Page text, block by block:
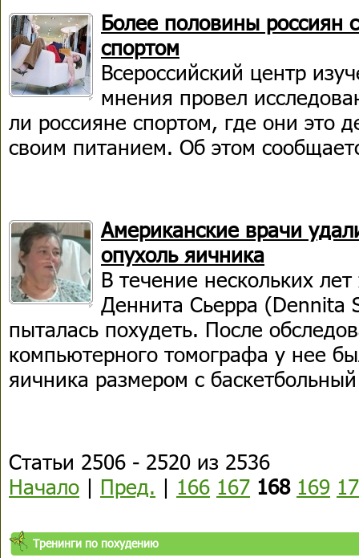
Более половины россиян
спортом
Всероссийский центр
мнения провел
ли россияне спортом, где они это
своим питанием. Об этом
Американские врачи
опухоль яичника
В течение нескольких
Деннита Сьерра (Dennita
пыталась похудеть. После
компьютерного томографа у нее
яичника размером с
Статьи 2506 - 2520 из 2536
Начало | Пред. | 166 167 168 169
Тренинги по похудению